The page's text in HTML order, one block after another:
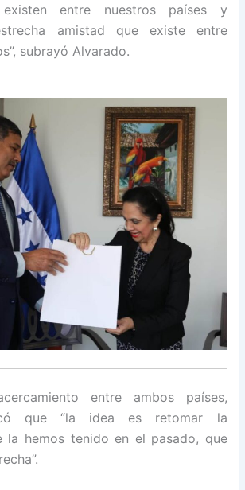
entre nuestros países y
amistad que existe entre
subrayó Alvarado.
entre ambos países,
que “la idea es retomar la
la hemos tenido en el pasado, que